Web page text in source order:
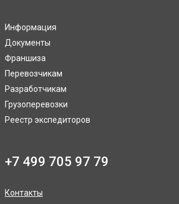
Информация
Документы
Франшиза
Перевозчикам
Разработчикам
Грузоперевозки
Реестр экспедиторов
+7 499 705 97 79
Контакты